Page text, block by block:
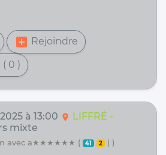
add_box Rejoindre
0 )
à 13:00 location_on LIFFRÉ -
mixte
avec a★★★★★★ ( 41 2 | )